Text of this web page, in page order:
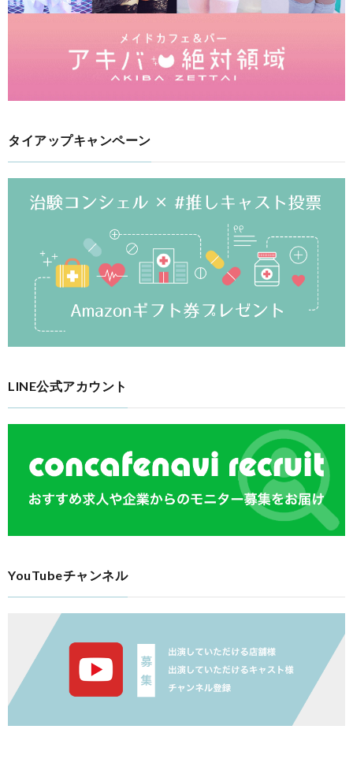
タイアップキャンペーン
LINE公式アカウント
YouTubeチャンネル